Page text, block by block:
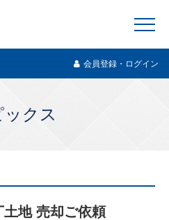
会員登録・ログイン
ックス
地 売却ご依頼